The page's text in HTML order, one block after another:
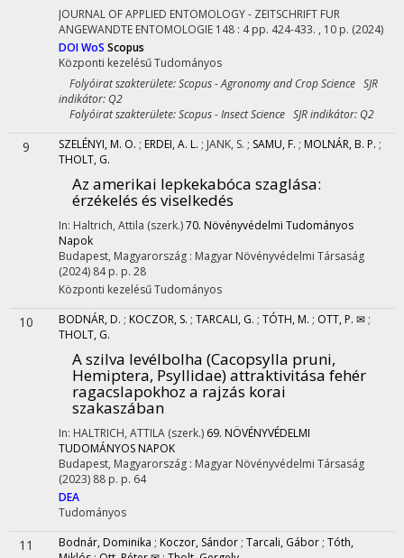
JOURNAL OF APPLIED ENTOMOLOGY - ZEITSCHRIFT FUR
ANGEWANDTE ENTOMOLOGIE 148 : 4 pp. 424-433. , 10 p. (2024)
DOIWoS Scopus
Központi kezelésűTudományos
Folyóirat szakterülete: Scopus - Agronomy and Crop Science SJR
indikátor: Q2
Folyóirat szakterülete: Scopus - Insect Science SJR indikátor: Q2
9 SZELÉNYI, M. O. ; ERDEI, A. L. ; JANK, S. ; SAMU, F. ; MOLNÁR, B. P. ;
THOLT, G.
Az amerikai lepkekabóca szaglása:
érzékelés és viselkedés
In: Haltrich, Attila (szerk.)70. Növényvédelmi Tudományos
Napok
Budapest, Magyarország : Magyar Növényvédelmi Társaság
(2024) 84 p. p. 28
Központi kezelésűTudományos
10 BODNÁR, D. ; KOCZOR, S. ; TARCALI, G. ; TÓTH, M. ; OTT, P. ✉ ;
THOLT, G.
A szilva levélbolha (Cacopsylla pruni,
Hemiptera, Psyllidae) attraktivitása fehér
ragacslapokhoz a rajzás korai
szakaszában
In: HALTRICH, ATTILA (szerk.) 69. NÖVÉNYVÉDELMI
TUDOMÁNYOS NAPOK
Budapest, Magyarország : Magyar Növényvédelmi Társaság
(2023) 88 p. p. 64
DEA
Tudományos
11 Bodnár, Dominika ; Koczor, Sándor ; Tarcali, Gábor ; Tóth,